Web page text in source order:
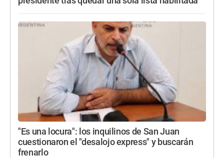
"Es una locura": los inquilinos de San Juan
cuestionaron el "desalojo express" y buscarán
frenarlo